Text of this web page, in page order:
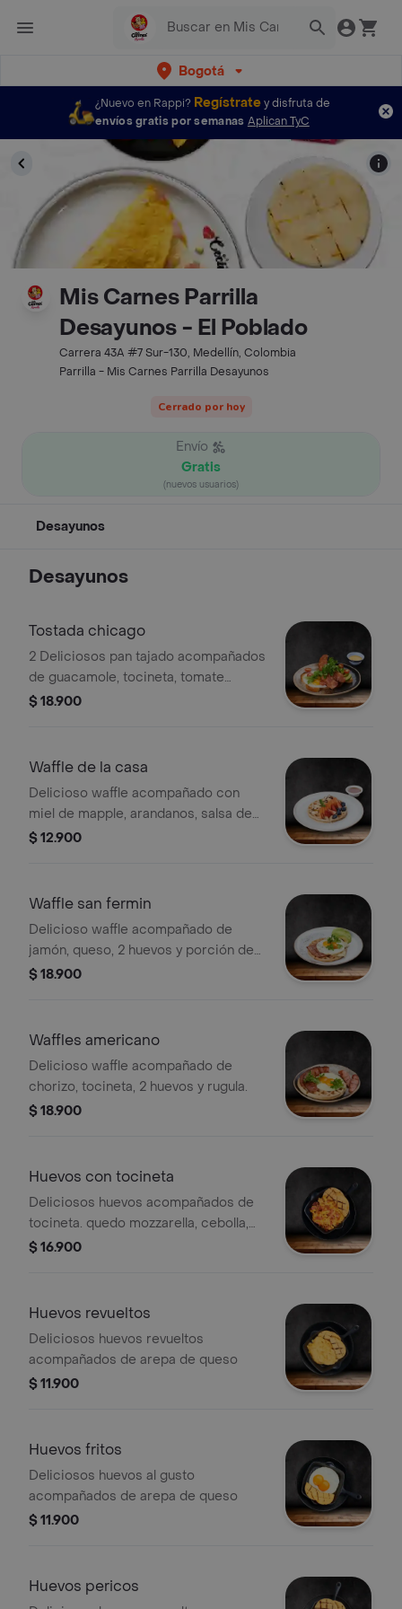
Bogotá
¿Nuevo en Rappi? Regístratey disfruta de
envíos gratis por semanas Aplican TyC
Mis Carnes Parrilla
Desayunos - El Poblado
Carrera 43A #7 Sur-130, Medellín, Colombia
Parrilla - Mis Carnes Parrilla Desayunos
Cerrado por hoy
Envío
Gratis
(nuevos usuarios)
Desayunos
Desayunos
Tostada chicago
2 Deliciosos pan tajado acompañados
de guacamole, tocineta, tomate
cherry, queso cheddar, y 2 huevos
$ 18.900
Waffle de la casa
Delicioso waffle acompañado con
miel de mapple, arandanos, salsa de
mora o salsa de chocolate y fruta de
$ 12.900
Waffle san fermin
Delicioso waffle acompañado de
jamón, queso, 2 huevos y porción de
aguacate
$ 18.900
Waffles americano
Delicioso waffle acompañado de
chorizo, tocineta, 2 huevos y rugula.
$ 18.900
Huevos con tocineta
Deliciosos huevos acompañados de
tocineta. quedo mozzarella, cebolla,
tomate y arepa de queso
$ 16.900
Huevos revueltos
Deliciosos huevos revueltos
acompañados de arepa de queso
$ 11.900
Huevos fritos
Deliciosos huevos al gusto
acompañados de arepa de queso
$ 11.900
Huevos pericos